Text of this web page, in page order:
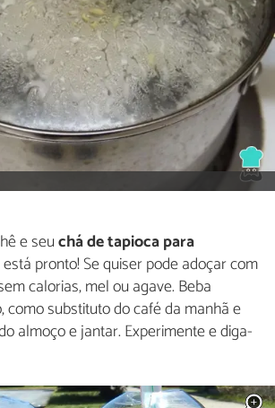
e seuchá de tapioca para
está pronto! Se quiser pode adoçar com
calorias, mel ou agave. Beba
como substituto do café da manhã e
almoço e jantar. Experimente e diga-